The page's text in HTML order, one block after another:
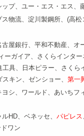
プ、ユー・エス・エス、
物流、淀川製鋼所、(高松
屋銀行、平和不動産、オ
ーガイア、さくらインタ
具、日本ピラー、さく
スキン、ゼンショー、 第一
シ、ワールド、あいちフ
HD、ベネッセ、 パピレス
ワン